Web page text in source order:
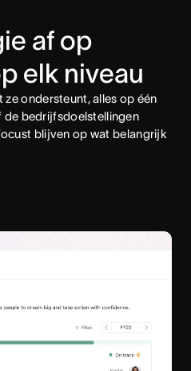
af op
elk niveau
ondersteunt, alles op één
de bedrijfsdoelstellingen
blijven op wat belangrijk